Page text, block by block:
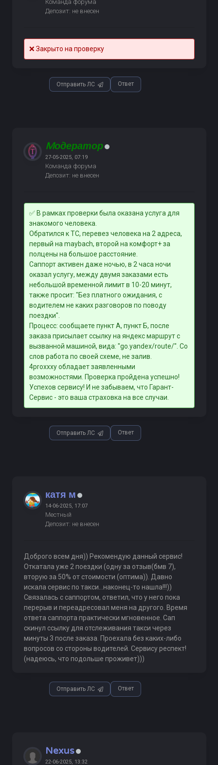
Команда форума
Депозит: не внесен
❌ Закрыто на проверку
Отправить ЛС Ответ
Mодератор
27-05-2025, 07:19
Команда форума
Депозит: не внесен
✅ В рамках проверки была оказана услуга для
знакомого человека.
Обратился к ТС, перевез человека на 2 адреса,
первый на maybach, второй на комфорт+ за
полцены на большое расстояние.
Саппорт активен даже ночью, в 2 часа ночи
оказал услугу, между двумя заказами есть
небольшой временной лимит в 10-20 минут,
также просит: "Без платного ожидания, с
водителем не каких разговоров по поводу
поездки".
Процесс: сообщаете пункт А, пункт Б, после
заказа присылает ссылку на яндекс маршрут с
вызванной машиной, вида: "go.yandex/route/". Со
слов работа по своей схеме, не залив.
4proxxxy обладает заявленными
возможностями. Проверка пройдена успешно!
Успехов сервису! И не забываем, что Гарант-
Сервис - это ваша страховка на все случаи.
Отправить ЛС Ответ
катя м
14-06-2025, 17:07
Местный
Депозит: не внесен
Доброго всем дня)) Рекомендую данный сервис!
Откатала уже 2 поездки (одну за отзыв(бмв 7),
вторую за 50% от стоимости (оптима)). Давно
искала сервис по такси...наконец-то нашла!!!))
Связалась с саппортом, ответил, что у него пока
перерыв и переадресовал меня на другого. Время
ответа саппорта практически мгновенное. Сап
скинул ссылку для отслеживания такси через
минуты 3 после заказа. Проехала без каких-либо
вопросов со стороны водителей. Сервису респект!
(надеюсь, что подольше проживет)))
Отправить ЛС Ответ
Nexus
22-06-2025, 13:32